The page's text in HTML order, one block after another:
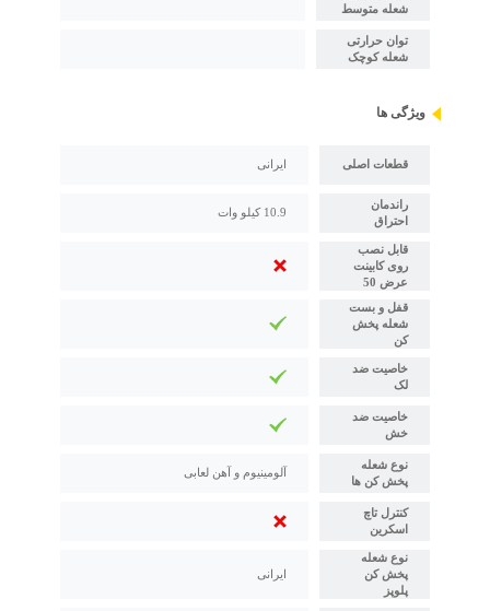
شعله متوسط
توان حرارتی
شعله کوچک
ویژگی ها
قطعات اصلی ایرانی
راندمان
احتراق
10.9 کیلو وات
قابل نصب
روی کابینت
عرض 50
قفل و بست
شعله پخش
کن
خاصیت ضد
لک
خاصیت ضد
خش
نوع شعله
پخش کن ها
آلومینیوم و آهن لعابی
کنترل تاچ
اسکرین
نوع شعله
پخش کن
پلوپز
ایرانی